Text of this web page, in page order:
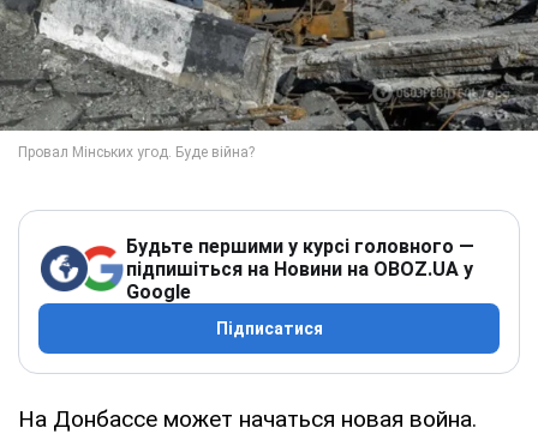
Будьте першими у курсі головного —
підпишіться на Новини на OBOZ.UA у
Google
Підписатися
На Донбассе может начаться новая война.